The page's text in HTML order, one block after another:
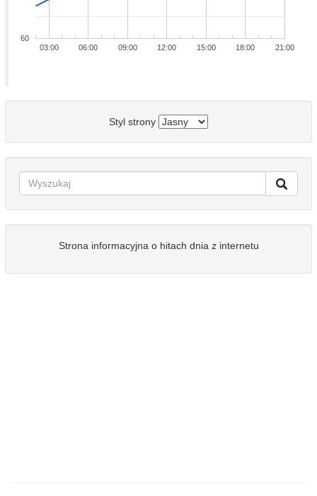
03:00 06:00 09:00 12:00 15:00 18:00 21:00
60
Styl strony
Strona informacyjna o hitach dnia z internetu